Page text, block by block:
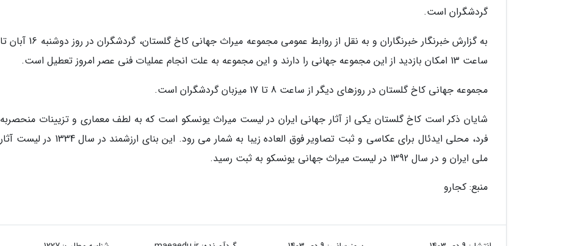
گردشگران است.
به گزارش خبرنگار خبرنگاران و به نقل از روابط عمومی مجموعه میراث جهانی کاخ گلستان، گردشگران در روز دوشنبه 16 آبان تا
ساعت 13 امکان بازدید از این مجموعه جهانی را دارند و این مجموعه به علت انجام عملیات فنی عصر امروز تعطیل است.
مجموعه جهانی کاخ گلستان در روزهای دیگر از ساعت 8 تا 17 میزبان گردشگران است.
شایان ذکر است کاخ گلستان یکی از آثار جهانی ایران در لیست میراث یونسکو است که به لطف معماری و تزیینات منحصربه
فرد، محلی ایدئال برای عکاسی و ثبت تصاویر فوق العاده زیبا به شمار می رود. این بنای ارزشمند در سال 1334 در لیست آثار
ملی ایران و در سال 1392 در لیست میراث جهانی یونسکو به ثبت رسید.
منبع: کجارو